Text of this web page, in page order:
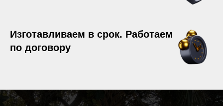
Изготавливаем в срок. Работаем
по договору